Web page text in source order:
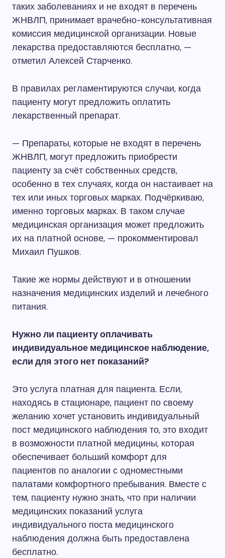
таких заболеваниях и не входят в перечень
ЖНВЛП, принимает врачебно-консультативная
комиссия медицинской организации. Новые
лекарства предоставляются бесплатно, —
отметил Алексей Старченко.
В правилах регламентируются случаи, когда
пациенту могут предложить оплатить
лекарственный препарат.
— Препараты, которые не входят в перечень
ЖНВЛП, могут предложить приобрести
пациенту за счёт собственных средств,
особенно в тех случаях, когда он настаивает на
тех или иных торговых марках. Подчёркиваю,
именно торговых марках. В таком случае
медицинская организация может предложить
их на платной основе, — прокомментировал
Михаил Пушков.
Такие же нормы действуют и в отношении
назначения медицинских изделий и лечебного
питания.
Нужно ли пациенту оплачивать
индивидуальное медицинское наблюдение,
если для этого нет показаний?
Это услуга платная для пациента. Если,
находясь в стационаре, пациент по своему
желанию хочет установить индивидуальный
пост медицинского наблюдения то, это входит
в возможности платной медицины, которая
обеспечивает больший комфорт для
пациентов по аналогии с одноместными
палатами комфортного пребывания. Вместе с
тем, пациенту нужно знать, что при наличии
медицинских показаний услуга
индивидуального поста медицинского
наблюдения должна быть предоставлена
бесплатно.